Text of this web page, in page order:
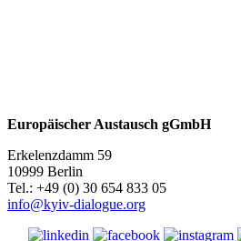
Europäischer Austausch gGmbH
Erkelenzdamm 59
10999 Berlin
Теl.: +49 (0) 30 654 833 05
info@kyiv-dialogue.org